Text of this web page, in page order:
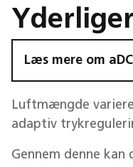
Læs mere om
Luftmængde
adaptiv
Gennem denne kan